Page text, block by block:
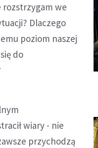
we
Dlaczego
poziom naszej
do
wiary - nie
przychodzą